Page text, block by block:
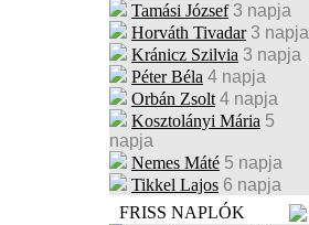
Tamási József 3 napja
Horváth Tivadar 3 napja
Kránicz Szilvia 3 napja
Péter Béla 4 napja
Orbán Zsolt 4 napja
Kosztolányi Mária 5
napja
Nemes Máté 5 napja
Tikkel Lajos 6 napja
FRISS NAPLÓK